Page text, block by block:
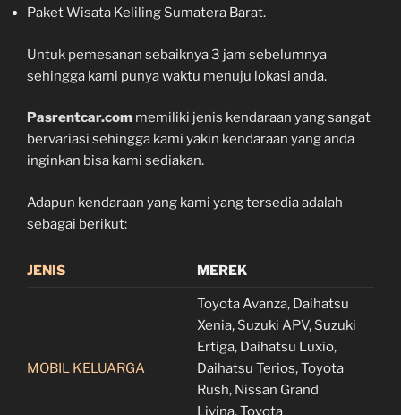
Paket Wisata Keliling Sumatera Barat.
Untuk pemesanan sebaiknya 3 jam sebelumnya
sehingga kami punya waktu menuju lokasi anda.
Pasrentcar.com memiliki jenis kendaraan yang sangat
bervariasi sehingga kami yakin kendaraan yang anda
inginkan bisa kami sediakan.
Adapun kendaraan yang kami yang tersedia adalah
sebagai berikut:
JENIS MEREK
MOBIL KELUARGA
Toyota Avanza, Daihatsu
Xenia, Suzuki APV, Suzuki
Ertiga, Daihatsu Luxio,
Daihatsu Terios, Toyota
Rush, Nissan Grand
Livina, Toyota